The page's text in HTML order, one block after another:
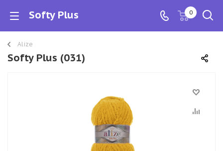
Softy Plus 0
Alize
Softy Plus (031)